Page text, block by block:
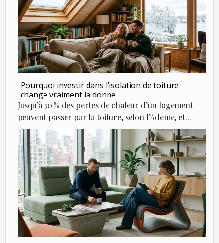
Pourquoi investir dans l’isolation de toiture
change vraiment la donne
Jusqu’à 30 % des pertes de chaleur d’un logement
peuvent passer par la toiture, selon l’Ademe, et...